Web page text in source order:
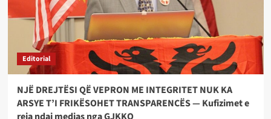
Editorial
NJË DREJTËSI QË VEPRON ME INTEGRITET NUK KA
ARSYE T’I FRIKËSOHET TRANSPARENCËS — Kufizimet e